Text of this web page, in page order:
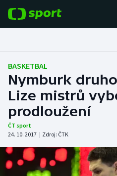
Fotbal
Hokej
Tenis
Atletika
Cyklistika
BASKETBAL
Nymburk
Lize mistrů
prodloužení
ČT sport
24. 10. 2017 | Zdroj: ČTK